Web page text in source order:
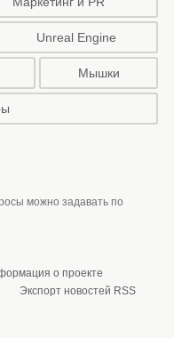
Unreal Engine
Мышки
можно задавать по
о проекте
Экспорт новостей RSS